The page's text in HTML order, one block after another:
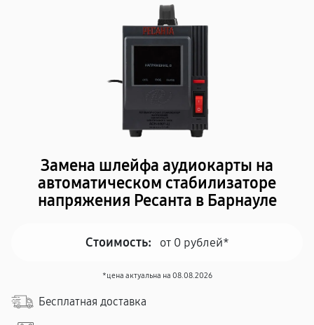
Замена шлейфа аудиокарты на
автоматическом стабилизаторе
напряжения Ресанта в Барнауле
Стоимость: от 0 рублей*
*цена актуальна на 08.08.2026
Бесплатная доставка